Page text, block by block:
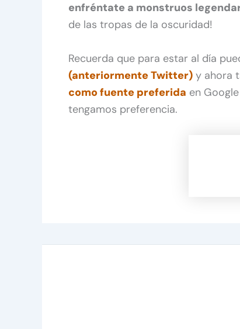
enfréntate a monstruos
de las tropas de la oscuridad!
Recuerda que para estar al día
(anteriormente Twitter) y ahora
como fuente preferida en
tengamos preferencia.